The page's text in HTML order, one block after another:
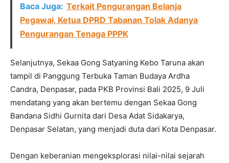
Baca Juga: Terkait Pengurangan Belanja
Pegawai, Ketua DPRD Tabanan Tolak Adanya
Pengurangan Tenaga PPPK
Selanjutnya, Sekaa Gong Satyaning Kebo Taruna akan
tampil di Panggung Terbuka Taman Budaya Ardha
Candra, Denpasar, pada PKB Provinsi Bali 2025, 9 Juli
mendatang yang akan bertemu dengan Sekaa Gong
Bandana Sidhi Gurnita dari Desa Adat Sidakarya,
Denpasar Selatan, yang menjadi duta dari Kota Denpasar.
Dengan keberanian mengeksplorasi nilai-nilai sejarah